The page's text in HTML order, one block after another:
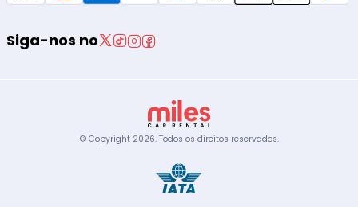
Siga-nos no
© Copyright 2026. Todos os direitos reservados.